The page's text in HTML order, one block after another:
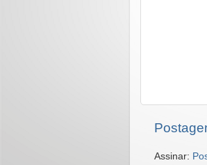
Assinar: